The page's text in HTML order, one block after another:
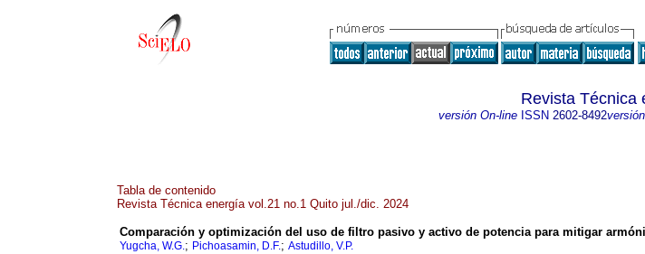
Revista Técnica
versión On-lineISSN 2602-8492
Tabla de contenido
Revista Técnica energía vol.21 no.1 Quito jul./dic. 2024
Comparación y optimización del uso de filtro pasivo y activo de potencia para mitigar
Yugcha, W.G.; Pichoasamin, D.F.; Astudillo, V.P.